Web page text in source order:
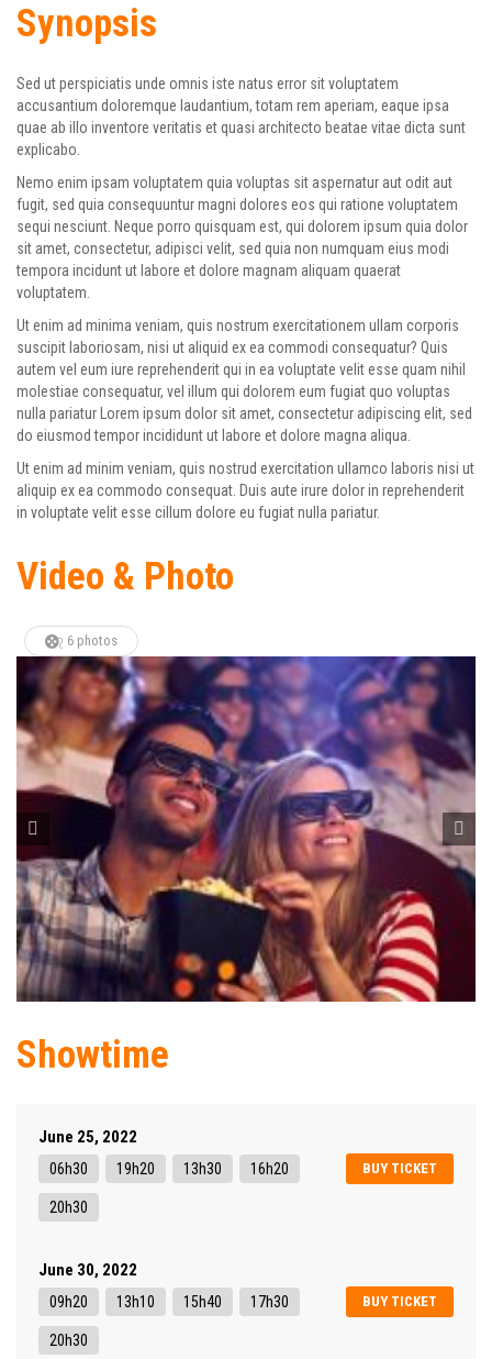
Synopsis
Sed ut perspiciatis unde omnis iste natus error sit voluptatem
accusantium doloremque laudantium, totam rem aperiam, eaque ipsa
quae ab illo inventore veritatis et quasi architecto beatae vitae dicta sunt
explicabo.
Nemo enim ipsam voluptatem quia voluptas sit aspernatur aut odit aut
fugit, sed quia consequuntur magni dolores eos qui ratione voluptatem
sequi nesciunt. Neque porro quisquam est, qui dolorem ipsum quia dolor
sit amet, consectetur, adipisci velit, sed quia non numquam eius modi
tempora incidunt ut labore et dolore magnam aliquam quaerat
voluptatem.
Ut enim ad minima veniam, quis nostrum exercitationem ullam corporis
suscipit laboriosam, nisi ut aliquid ex ea commodi consequatur? Quis
autem vel eum iure reprehenderit qui in ea voluptate velit esse quam nihil
molestiae consequatur, vel illum qui dolorem eum fugiat quo voluptas
nulla pariatur Lorem ipsum dolor sit amet, consectetur adipiscing elit, sed
do eiusmod tempor incididunt ut labore et dolore magna aliqua.
Ut enim ad minim veniam, quis nostrud exercitation ullamco laboris nisi ut
aliquip ex ea commodo consequat. Duis aute irure dolor in reprehenderit
in voluptate velit esse cillum dolore eu fugiat nulla pariatur.
Video & Photo
6 photos
Showtime
June 25, 2022
BUY TICKET
06h30 19h20 13h30 16h20
20h30
June 30, 2022
BUY TICKET
09h20 13h10 15h40 17h30
20h30